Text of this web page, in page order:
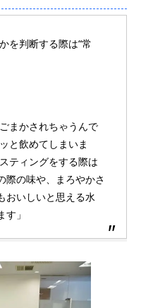
を判断する際は“常
まかされちゃうんで
と飲めてしまいま
ティングをする際は
際の味や、まろやかさ
おいしいと思える水
」